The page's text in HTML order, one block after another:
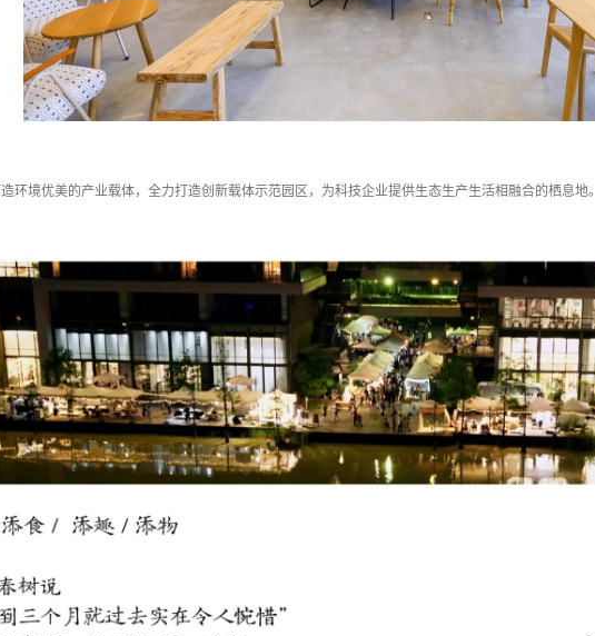
环境优美的产业载体，全力打造创新载体示范园区，为科技企业提供生态生产生活相融合的栖息地。